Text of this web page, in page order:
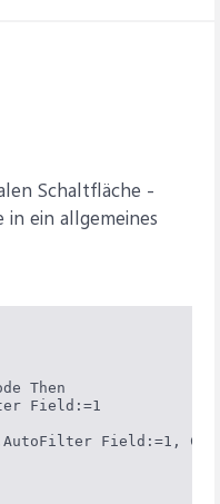
Schaltfläche -
in ein allgemeines
Then
Field:=1
Field:=1,